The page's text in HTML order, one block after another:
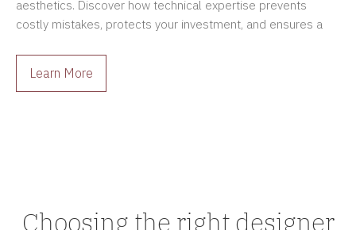
aesthetics. Discover how technical expertise prevents
costly mistakes, protects your investment, and ensures a
Learn More
Choosing the right designer